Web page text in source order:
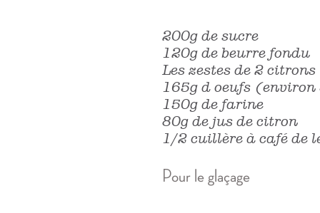
200g de sucre
120g de beurre fondu
Les zestes de 2 citrons
165g d oeufs (environ
150g de farine
80g de jus de citron
1/2 cuillère à café de
Pour le glaçage